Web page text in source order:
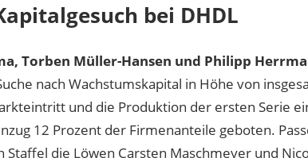
bei DHDL
Torben Müller-Hansen und Philipp
nach Wachstumskapital in Höhe von
und die Produktion der ersten Serie
12 Prozent der Firmenanteile geboten.
die Löwen Carsten Maschmeyer und